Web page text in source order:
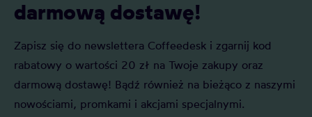
darmową dostawę!
Zapisz się do newslettera Coffeedesk i zgarnij kod
rabatowy o wartości 20 zł na Twoje zakupy oraz
darmową dostawę! Bądź również na bieżąco z naszymi
nowościami, promkami i akcjami specjalnymi.